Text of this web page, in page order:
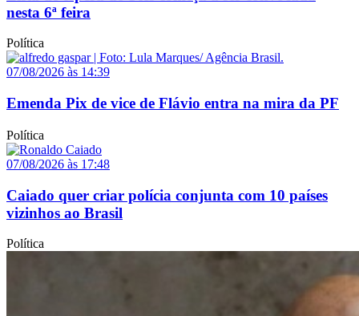
nesta 6ª feira
Política
07/08/2026 às 14:39
Emenda Pix de vice de Flávio entra na mira da PF
Política
07/08/2026 às 17:48
Caiado quer criar polícia conjunta com 10 países
vizinhos ao Brasil
Política